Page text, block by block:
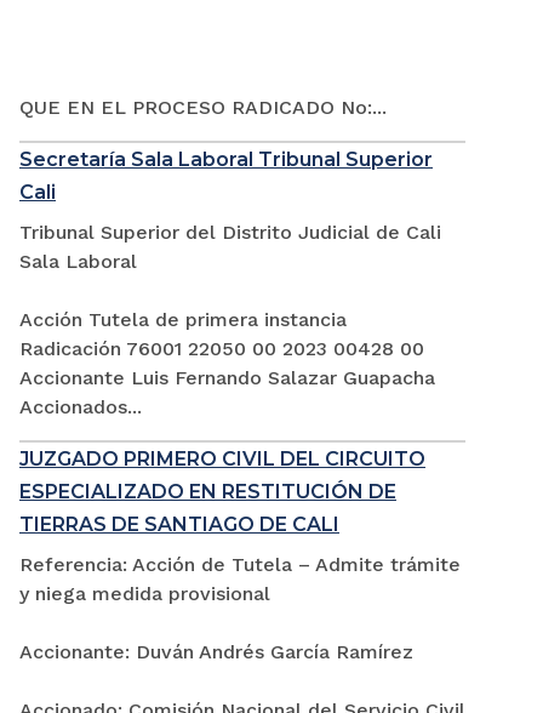
QUE EN EL PROCESO RADICADO No:...
Secretaría Sala Laboral Tribunal Superior
Cali
Tribunal Superior del Distrito Judicial de Cali
Sala Laboral
Acción Tutela de primera instancia
Radicación 76001 22050 00 2023 00428 00
Accionante Luis Fernando Salazar Guapacha
Accionados...
JUZGADO PRIMERO CIVIL DEL CIRCUITO
ESPECIALIZADO EN RESTITUCIÓN DE
TIERRAS DE SANTIAGO DE CALI
Referencia: Acción de Tutela – Admite trámite
y niega medida provisional
Accionante: Duván Andrés García Ramírez